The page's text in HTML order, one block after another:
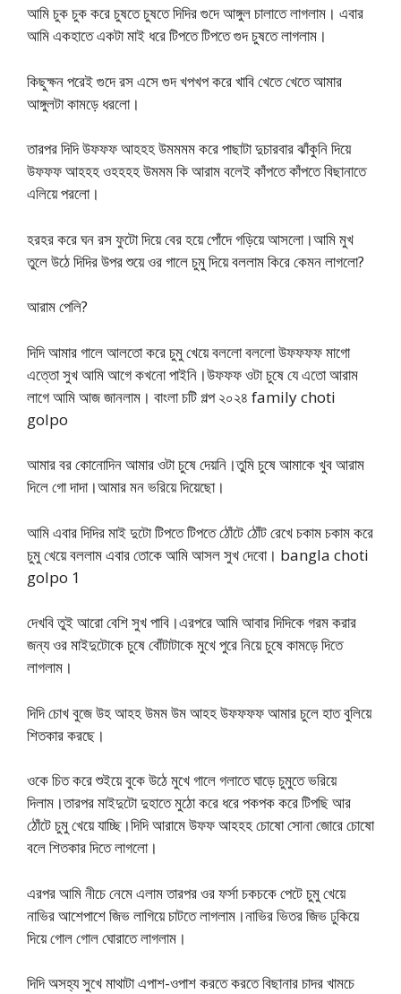
আমি চুক চুক করে চুষতে চুষতে দিদির গুদে আঙ্গুল চালাতে লাগলাম। এবার
আমি একহাতে একটা মাই ধরে টিপতে টিপতে গুদ চুষতে লাগলাম।
কিছুক্ষন পরেই গুদে রস এসে গুদ খপখপ করে খাবি খেতে খেতে আমার
আঙ্গুলটা কামড়ে ধরলো।
তারপর দিদি উফফফ আহহহ উমমমম করে পাছাটা দুচারবার ঝাঁকুনি দিয়ে
উফফফ আহহহ ওহহহহ উমমম কি আরাম বলেই কাঁপতে কাঁপতে বিছানাতে
এলিয়ে পরলো।
হরহর করে ঘন রস ফুটো দিয়ে বের হয়ে পোঁদে গড়িয়ে আসলো।আমি মুখ
তুলে উঠে দিদির উপর শুয়ে ওর গালে চুমু দিয়ে বললাম কিরে কেমন লাগলো?
আরাম পেলি?
দিদি আমার গালে আলতো করে চুমু খেয়ে বললো বললো উফফফফ মাগো
এত্তো সুখ আমি আগে কখনো পাইনি।উফফফ ওটা চুষে যে এতো আরাম
লাগে আমি আজ জানলাম। বাংলা চটি গল্প ২০২৪ family choti
golpo
আমার বর কোনোদিন আমার ওটা চুষে দেয়নি।তুমি চুষে আমাকে খুব আরাম
দিলে গো দাদা।আমার মন ভরিয়ে দিয়েছো।
আমি এবার দিদির মাই দুটো টিপতে টিপতে ঠোঁটে ঠোঁট রেখে চকাম চকাম করে
চুমু খেয়ে বললাম এবার তোকে আমি আসল সুখ দেবো। bangla choti
golpo 1
দেখবি তুই আরো বেশি সুখ পাবি।এরপরে আমি আবার দিদিকে গরম করার
জন্য ওর মাইদুটোকে চুষে বোঁটাটাকে মুখে পুরে নিয়ে চুষে কামড়ে দিতে
লাগলাম।
দিদি চোখ বুজে উহ আহহ উমম উম আহহ উফফফফ আমার চুলে হাত বুলিয়ে
শিতকার করছে।
ওকে চিত করে শুইয়ে বুকে উঠে মুখে গালে গলাতে ঘাড়ে চুমুতে ভরিয়ে
দিলাম।তারপর মাইদুটো দুহাতে মুঠো করে ধরে পকপক করে টিপছি আর
ঠোঁটে চুমু খেয়ে যাচ্ছি।দিদি আরামে উফফ আহহহ চোষো সোনা জোরে চোষো
বলে শিতকার দিতে লাগলো।
এরপর আমি নীচে নেমে এলাম তারপর ওর ফর্সা চকচকে পেটে চুমু খেয়ে
নাভির আশেপাশে জিভ লাগিয়ে চাটতে লাগলাম।নাভির ভিতর জিভ ঢুকিয়ে
দিয়ে গোল গোল ঘোরাতে লাগলাম।
দিদি অসহ্য সুখে মাথাটা এপাশ-ওপাশ করতে করতে বিছানার চাদর খামচে